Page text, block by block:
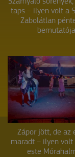
taps – ilyen volt a
Zabolátlan
Zápor jött, de az
maradt – ilyen volt
este